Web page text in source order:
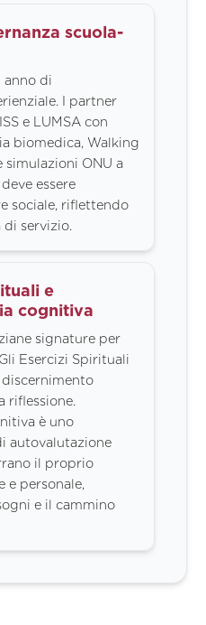
scuola-
anno di
I partner
e LUMSA con
biomedica, Walking
ONU a
essere
sociale, riflettendo
di servizio.
e
cognitiva
signature per
Esercizi Spirituali
riflessione.
è uno
autovalutazione
il proprio
e personale,
e il cammino